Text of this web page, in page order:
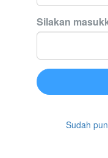
Silakan
Sudah